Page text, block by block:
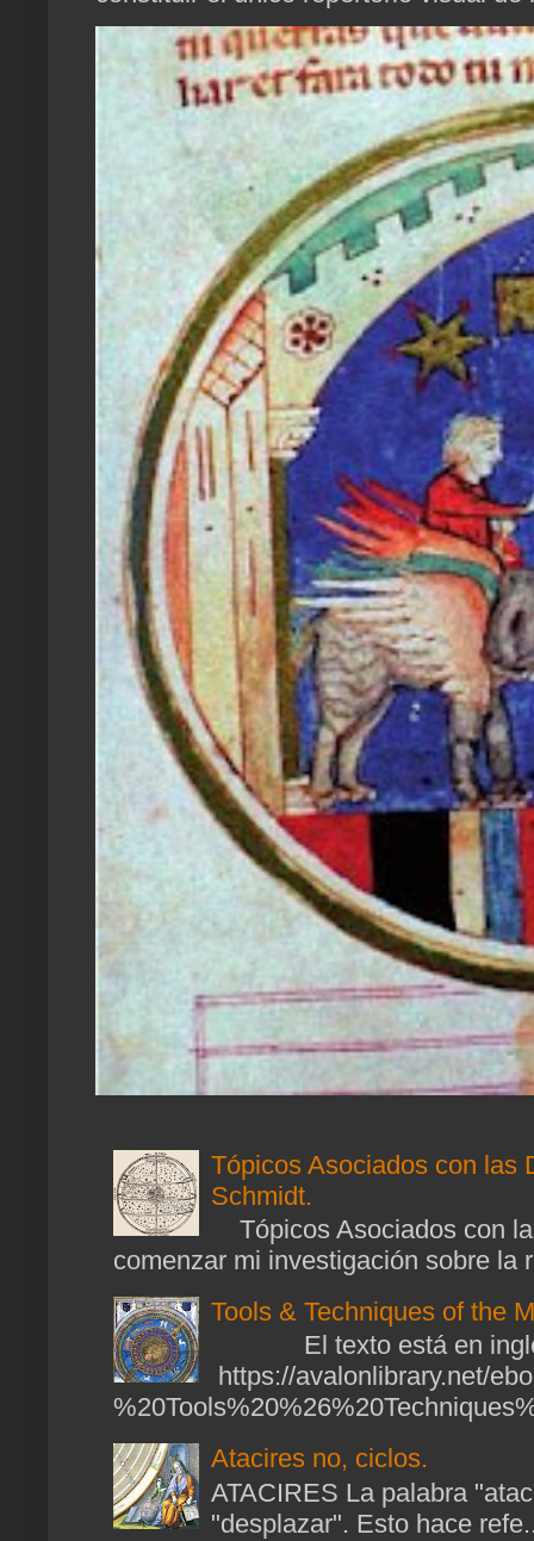
Tópicos Asociados con las
Schmidt.
Tópicos Asociados con
comenzar mi investigación sobre la
Tools & Techniques of the
El texto está en
https://avalonlibrary.net/
Atacires no, ciclos.
ATACIRES La palabra
"desplazar". Esto hace